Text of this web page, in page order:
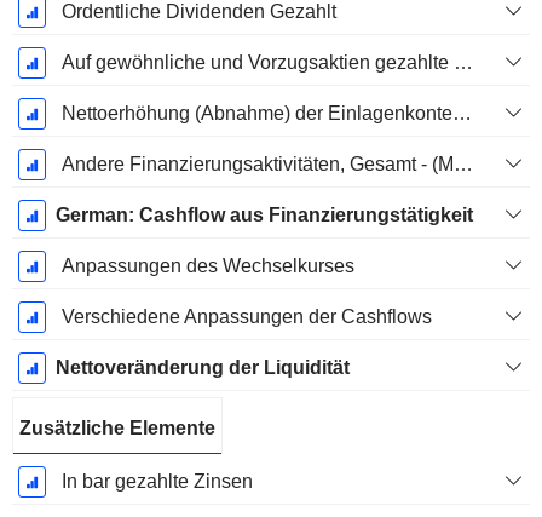
Ordentliche Dividenden Gezahlt
Auf gewöhnliche und Vorzugsaktien gezahlte Dividenden
Nettoerhöhung (Abnahme) der Einlagenkonten - (CF)
Andere Finanzierungsaktivitäten, Gesamt - (Modellspezifisch)
German: Cashflow aus Finanzierungstätigkeit
Anpassungen des Wechselkurses
Verschiedene Anpassungen der Cashflows
Nettoveränderung der Liquidität
Zusätzliche Elemente
In bar gezahlte Zinsen